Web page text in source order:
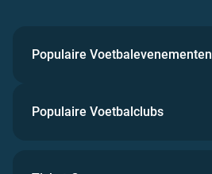
Populaire Voetbalevenementen
Populaire Voetbalclubs